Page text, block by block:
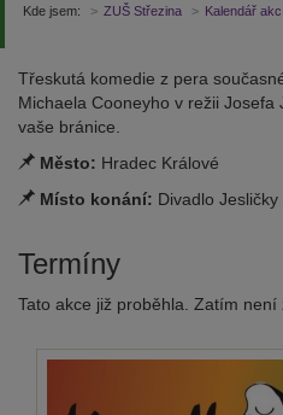
Kde jsem: ZUŠ Střezina Kalendář
Třeskutá komedie z pera
Michaela Cooneyho v režii
vaše bránice.
Město: Hradec Králové
Místo konání: Divadlo Jesličky
Termíny
Tato akce již proběhla. Zatím není